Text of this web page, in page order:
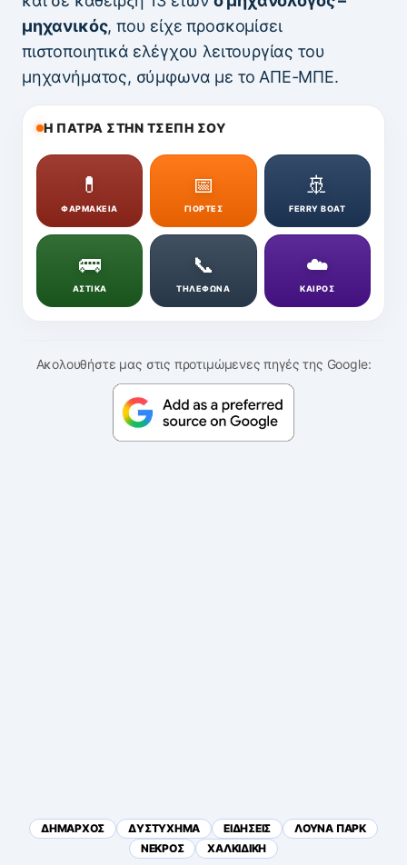
μηχανικός, που είχε προσκομίσει
πιστοποιητικά ελέγχου λειτουργίας του
μηχανήματος, σύμφωνα με το ΑΠΕ-ΜΠΕ.
Η ΠΑΤΡΑ ΣΤΗΝ ΤΣΕΠΗ ΣΟΥ
💊
ΦΑΡΜΑΚΕΙΑ
📅
ΓΙΟΡΤΕΣ
🚢
FERRY BOAT
🚌
ΑΣΤΙΚΑ
📞
ΤΗΛΕΦΩΝΑ
☁️
ΚΑΙΡΟΣ
Ακολουθήστε μας στις προτιμώμενες πηγές της Google:
ΔΗΜΑΡΧΟΣ ΔΥΣΤΥΧΗΜΑ ΕΙΔΗΣΕΙΣ
ΛΟΥΝΑ ΠΑΡΚ
ΝΕΚΡΟΣ
ΧΑΛΚΙΔΙΚΗ